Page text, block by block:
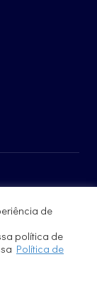
de
política de
Política de